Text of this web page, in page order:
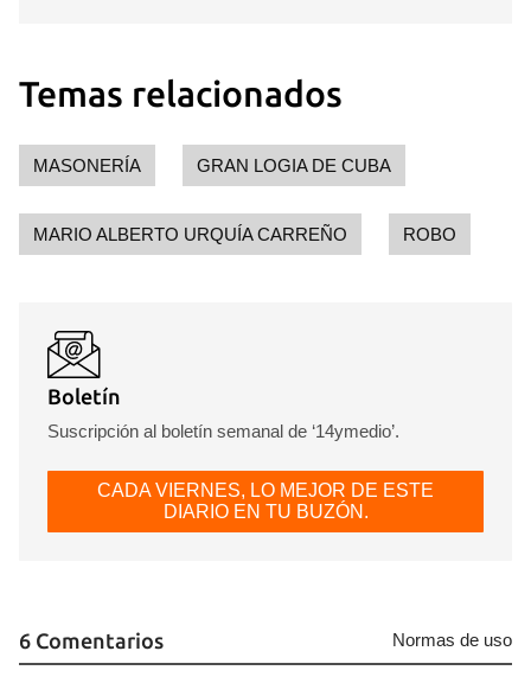
Temas relacionados
MASONERÍA GRAN LOGIA DE CUBA
MARIO ALBERTO URQUÍA CARREÑO ROBO
Boletín
Suscripción al boletín semanal de ‘14ymedio’.
CADA VIERNES, LO MEJOR DE ESTE
DIARIO EN TU BUZÓN.
6 Comentarios Normas de uso